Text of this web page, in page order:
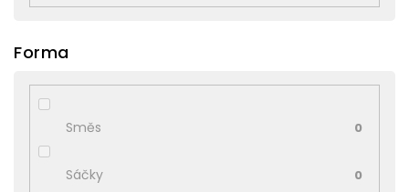
Forma
Směs 0
Sáčky 0